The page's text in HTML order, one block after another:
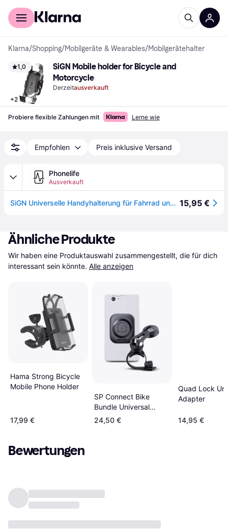
Für Shopper
Klarna/Shopping/Mobilgeräte & Wearables/Mobilgerätehalter
1,0
+2
SiGN Mobile holder for Bicycle and
Motorcycle
Derzeitausverkauft
Probiere flexible Zahlungen mit Lerne wie
Empfohlen Preis inklusive Versand
Phonelife
Ausverkauft
SiGN Universelle Handyhalterung für Fahrrad und Motorrad Schwarz 15,95 €
Ähnliche Produkte
Wir haben eine Produktauswahl zusammengestellt, die für dich
interessant sein könnte. Alle anzeigen
Hama Strong Bicycle
Mobile Phone Holder
17,99 €
SP Connect Bike
Bundle Universal
Interface SPC+
24,50 €
Quad Lock
Adapter
14,95 €
Bewertungen